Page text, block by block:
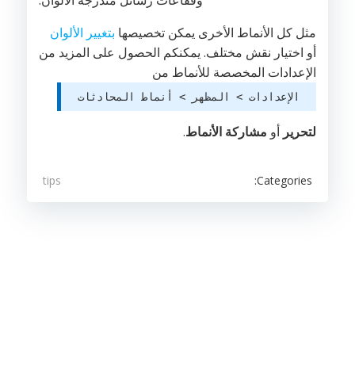
مثل كل الأنماط الأخرى يمكن تخصيصها بتغيير الألوان
أو اختيار نقش مختلف. يمكنكم الحصول على المزيد من
الإعدادات المخصصة للأنماط من
الإعدادات > المظهر > أنماط المحادثات
لتحرير أو مشاركة الأنماط.
Categories:
tips